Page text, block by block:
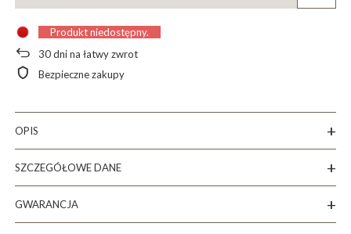
Produkt niedostępny
30dni na łatwy zwrot
Bezpieczne zakupy
OPIS
SZCZEGÓŁOWE DANE
GWARANCJA